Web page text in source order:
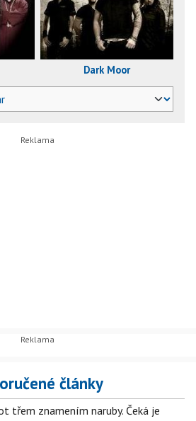
Dark Moor
články
třem znamením naruby. Čeká je